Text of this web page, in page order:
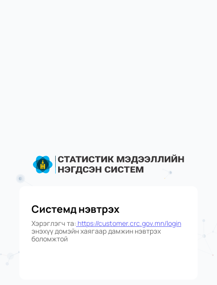
Системд нэвтрэх
Хэрэглэгч та: https://customer.crc.gov.mn/login
энэхүү домэйн хаягаар дамжин нэвтрэх
боломжтой